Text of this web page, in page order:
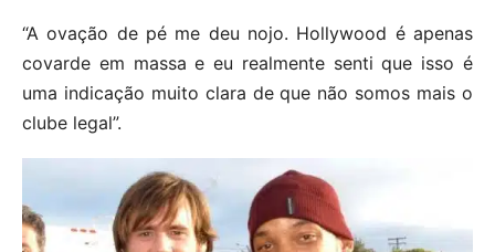
“A ovação de pé me deu nojo. Hollywood é apenas
covarde em massa e eu realmente senti que isso é
uma indicação muito clara de que não somos mais o
clube legal”.